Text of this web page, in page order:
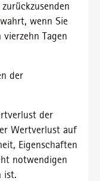
wenn Sie
Tagen
der
der
Wertverlust auf
Eigenschaften
notwendigen
ist.